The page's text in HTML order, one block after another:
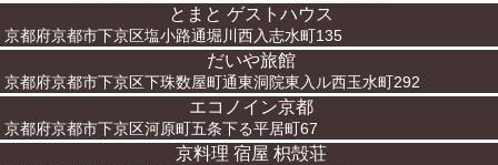
とまと ゲストハウス
京都府京都市下京区塩小路通堀川西入志水町135
だいや旅館
京都府京都市下京区下珠数屋町通東洞院東入ル西玉水町292
エコノイン京都
京都府京都市下京区河原町五条下る平居町67
京料理 宿屋 枳殻荘